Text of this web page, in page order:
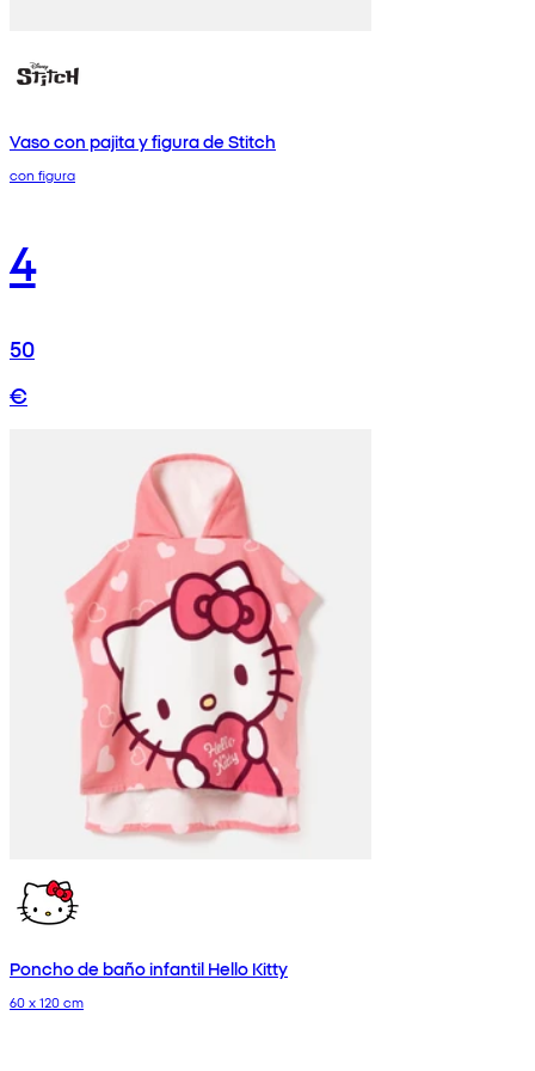
Vaso con pajita y figura de Stitch
con figura
4
50
€
Poncho de baño infantil Hello Kitty
60 x 120 cm